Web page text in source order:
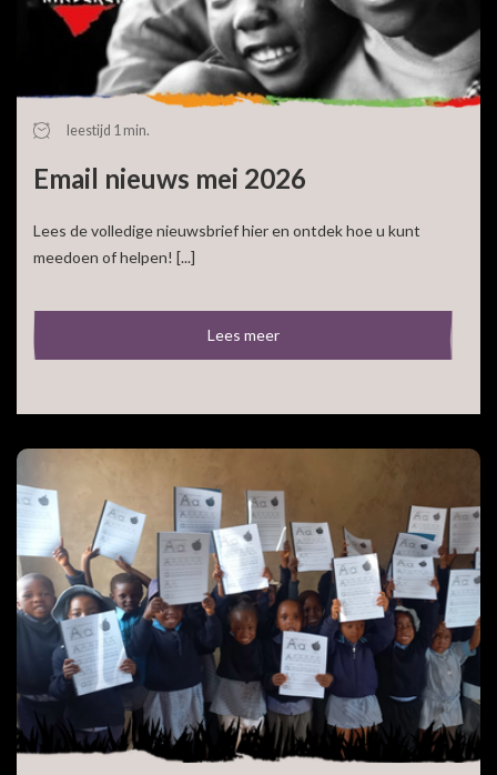
leestijd 1 min.
Email nieuws mei 2026
Lees de volledige nieuwsbrief hier en ontdek hoe u kunt
meedoen of helpen! [...]
Lees meer